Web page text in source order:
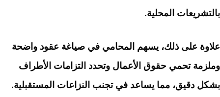
بالتشريعات المحلية.
علاوة على ذلك، يسهم المحامي في صياغة عقود واضحة
وملزمة تحمي حقوق الأعمال وتحدد التزامات الأطراف
بشكل دقيق، مما يساعد في تجنب النزاعات المستقبلية.